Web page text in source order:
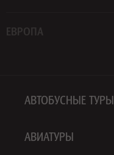
ЕВРОПА
АВТОБУСНЫЕ ТУРЫ
АВИАТУРЫ